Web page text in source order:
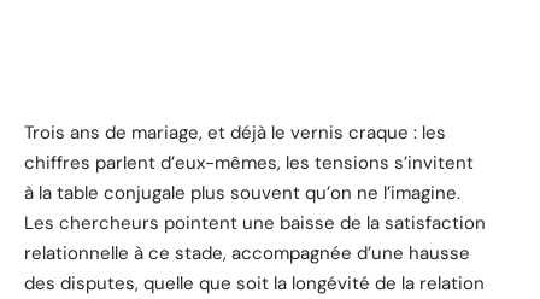
Trois ans de mariage, et déjà le vernis craque : les
chiffres parlent d’eux-mêmes, les tensions s’invitent
à la table conjugale plus souvent qu’on ne l’imagine.
Les chercheurs pointent une baisse de la satisfaction
relationnelle à ce stade, accompagnée d’une hausse
des disputes, quelle que soit la longévité de la relation